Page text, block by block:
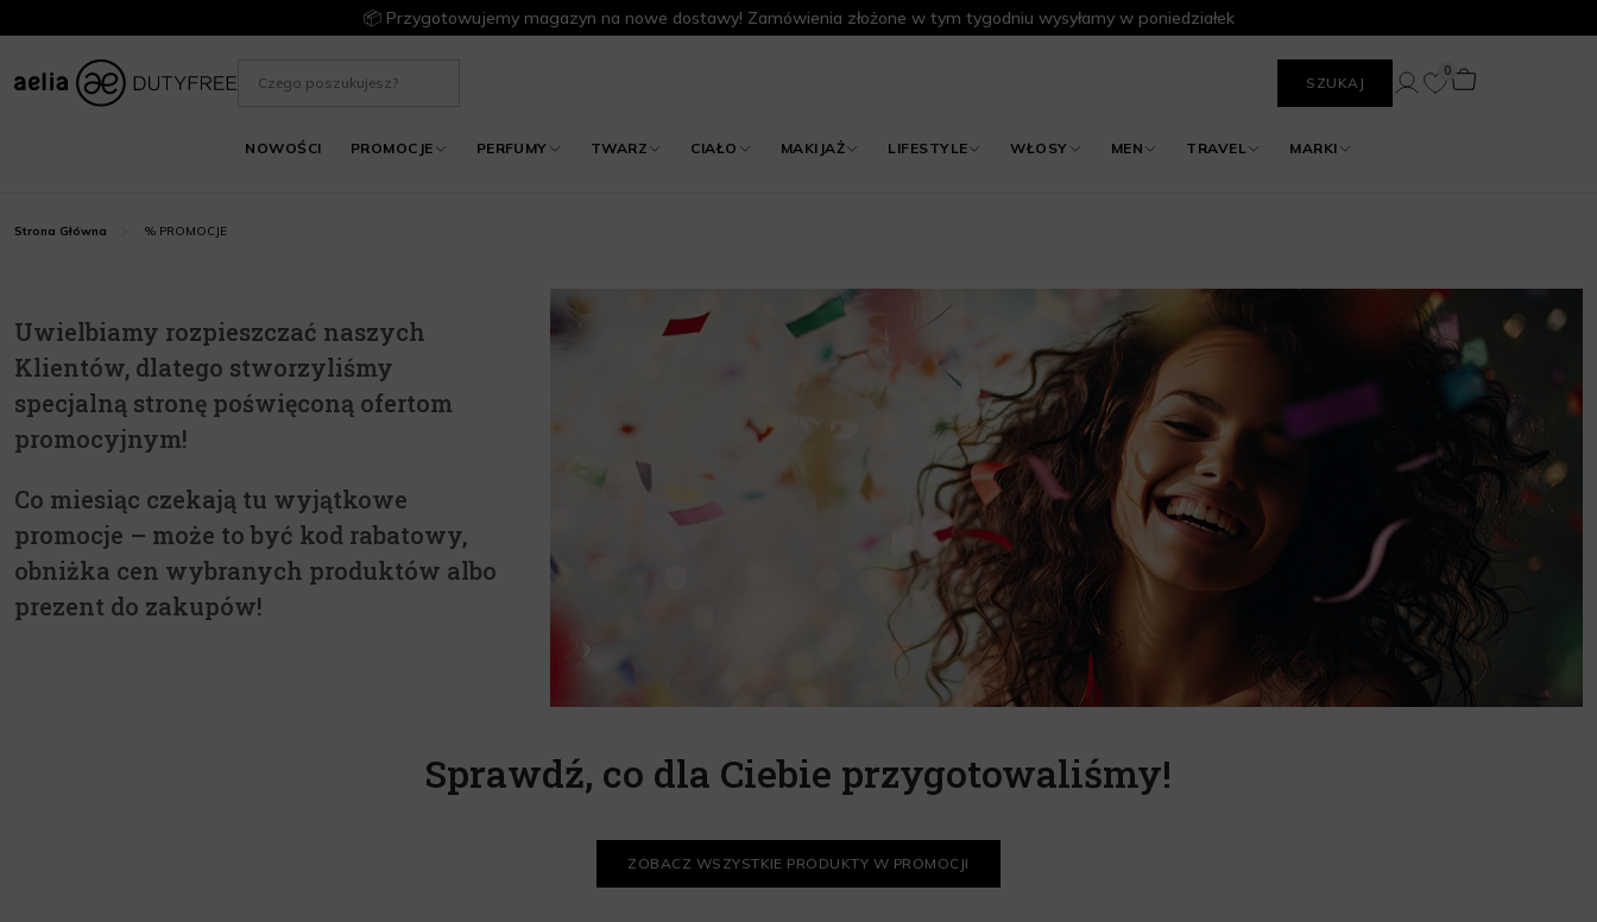
📦 Przygotowujemy magazyn na nowe dostawy! Zamówienia złożone w tym tygodniu wysyłamy w poniedziałek
SZUKAJ
NOWOŚCI PROMOCJE PERFUMY TWARZ CIAŁO MAKIJAŻ LIFESTYLE WŁOSY MEN TRAVEL MARKI
0
Strona Główna % PROMOCJE
Uwielbiamy rozpieszczać naszych
Klientów, dlatego stworzyliśmy
specjalną stronę poświęconą ofertom
promocyjnym!
Co miesiąc czekają tu wyjątkowe
promocje – może to być kod rabatowy,
obniżka cen wybranych produktów albo
prezent do zakupów!
Sprawdź, co dla Ciebie przygotowaliśmy!
ZOBACZ WSZYSTKIE PRODUKTY W PROMOCJI